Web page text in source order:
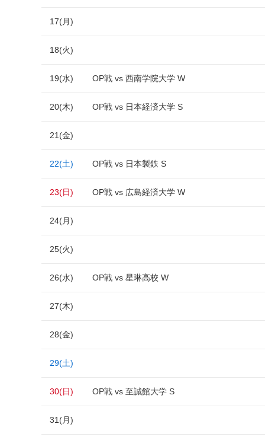
17(月)
18(火)
19(水) OP戦 vs 西南学院大学 W
20(木) OP戦 vs 日本経済大学 S
21(金)
22(土) OP戦 vs 日本製鉄 S
23(日) OP戦 vs 広島経済大学 W
24(月)
25(火)
26(水) OP戦 vs 星琳高校 W
27(木)
28(金)
29(土)
30(日) OP戦 vs 至誠館大学 S
31(月)